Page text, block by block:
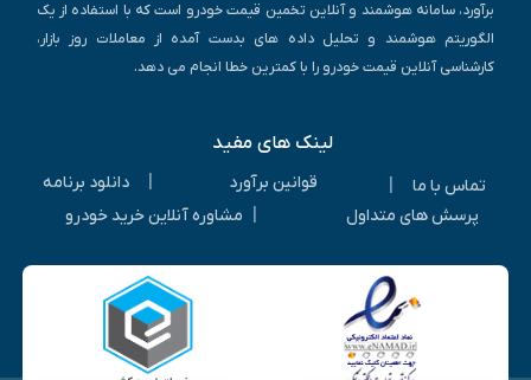
برآورد، سامانه هوشمند و آنلاین تخمین قیمت خودرو است که با استفاده از یک
الگوریتم هوشمند و تحلیل داده های بدست آمده از معاملات روز بازار،
کارشناسی آنلاین قیمت خودرو را با کمترین خطا انجام می دهد.
لینک های مفید
تماس با ما قوانین برآورد
دانلود برنامه
پرسش های متداول
مشاوره آنلاین خرید خودرو